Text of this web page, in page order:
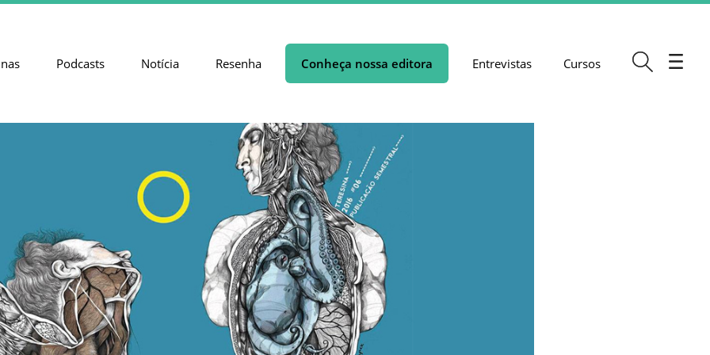
Podcasts Notícia Resenha Conheça nossa editora Entrevistas Cursos